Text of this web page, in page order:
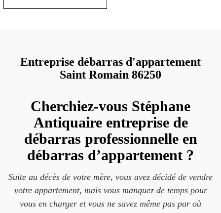
Entreprise débarras d'appartement
Saint Romain 86250
Cherchiez-vous Stéphane
Antiquaire entreprise de
débarras professionnelle en
débarras d’appartement ?
Suite au décès de votre mère, vous avez décidé de vendre
votre appartement, mais vous manquez de temps pour
vous en charger et vous ne savez même pas par où